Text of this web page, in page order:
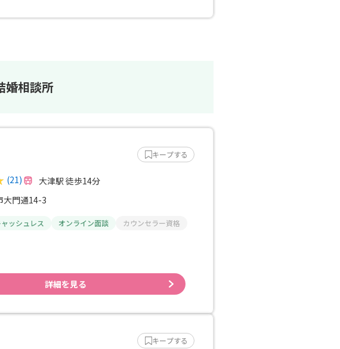
婚相談所
キープする
(21)
大津駅 徒歩14分
大門通14-3
ッシュレス オンライン面談 カウンセラー資格
詳細を見る
キープする